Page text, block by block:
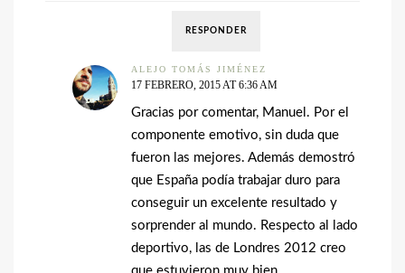
RESPONDER
ALEJO TOMÁS JIMÉNEZ
17 FEBRERO, 2015 AT 6:36 AM
Gracias por comentar, Manuel. Por el
componente emotivo, sin duda que
fueron las mejores. Además demostró
que España podía trabajar duro para
conseguir un excelente resultado y
sorprender al mundo. Respecto al lado
deportivo, las de Londres 2012 creo